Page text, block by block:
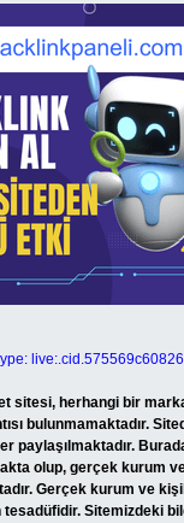
sitesi, herhangi bir
bulunmamaktadır.
paylaşılmaktadır.
olup, gerçek kurum
Gerçek kurum ve
tesadüfidir. Sitemizdeki